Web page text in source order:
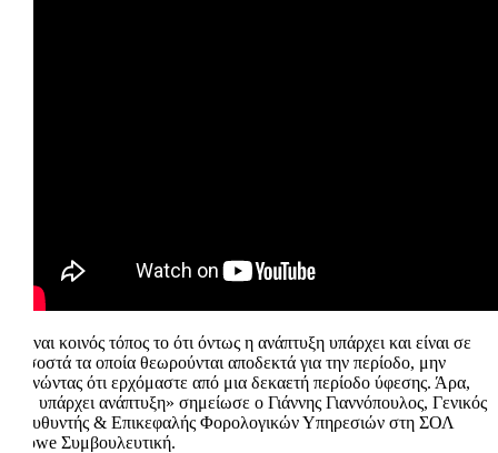
«Είναι κοινός τόπος το ότι όντως η ανάπτυξη υπάρχει και είναι σε
ποσοστά τα οποία θεωρούνται αποδεκτά για την περίοδο, μην
ξεχνώντας ότι ερχόμαστε από μια δεκαετή περίοδο ύφεσης. Άρα,
ναι, υπάρχει ανάπτυξη» σημείωσε ο Γιάννης Γιαννόπουλος, Γενικός
Διευθυντής & Επικεφαλής Φορολογικών Υπηρεσιών στη ΣΟΛ
Crowe Συμβουλευτική.